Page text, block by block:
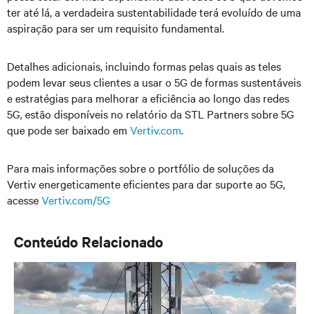
ter até lá, a verdadeira sustentabilidade terá evoluído de uma
aspiração para ser um requisito fundamental.
Detalhes adicionais, incluindo formas pelas quais as teles
podem levar seus clientes a usar o 5G de formas sustentáveis
e estratégias para melhorar a eficiência ao longo das redes
5G, estão disponíveis no relatório da STL Partners sobre 5G
que pode ser baixado em Vertiv.com.
Para mais informações sobre o portfólio de soluções da
Vertiv energeticamente eficientes para dar suporte ao 5G,
acesseVertiv.com/5G
Conteúdo Relacionado